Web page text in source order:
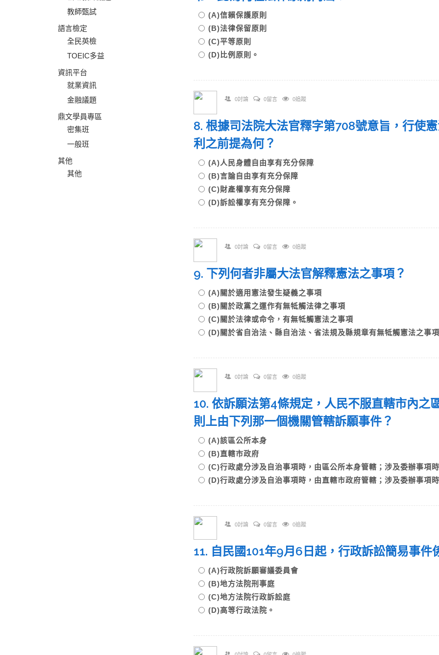
教師甄試
語言檢定
全民英檢
TOEIC多益
資訊平台
就業資訊
金融議題
鼎文學員專區
密集班
一般班
其他
其他
(A)信賴保護原則
(B)法律保留原則
(C)平等原則
(D)比例原則。
0討論 0留言 0追蹤
8. 根據司法院大法官釋字第708號意旨，行使
利之前提為何？
(A)人民身體自由享有充分保障
(B)言論自由享有充分保障
(C)財產權享有充分保障
(D)訴訟權享有充分保障。
0討論 0留言 0追蹤
9. 下列何者非屬大法官解釋憲法之事項？
(A)關於適用憲法發生疑義之事項
(B)關於政黨之運作有無牴觸法律之事項
(C)關於法律或命令，有無牴觸憲法之事項
(D)關於省自治法、縣自治法、省法規及縣規章有無牴觸憲法之事
0討論 0留言 0追蹤
10. 依訴願法第4條規定，人民不服直轄市內之
則上由下列那一個機關管轄訴願事件？
(A)該區公所本身
(B)直轄市政府
(C)行政處分涉及自治事項時，由區公所本身管轄；涉及委辦事項
(D)行政處分涉及自治事項時，由直轄市政府管轄；涉及委辦事項
0討論 0留言 0追蹤
11. 自民國101年9月6日起，行政訴訟簡易事件
(A)行政院訴願審議委員會
(B)地方法院刑事庭
(C)地方法院行政訴訟庭
(D)高等行政法院。